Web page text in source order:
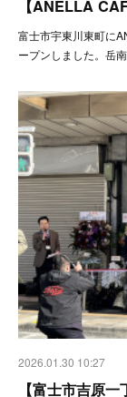
【ANELLA
富士市宇東川東町に
ープンしました。岳
2026.01.30 10:27
【富士市吉原